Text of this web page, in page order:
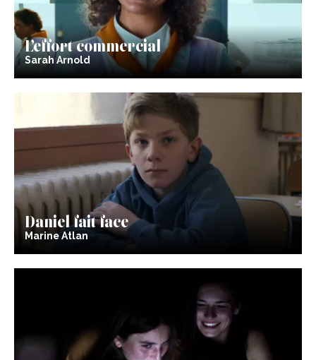
L’effort commercial
Sarah Arnold
Daniel fait face
Marine Atlan